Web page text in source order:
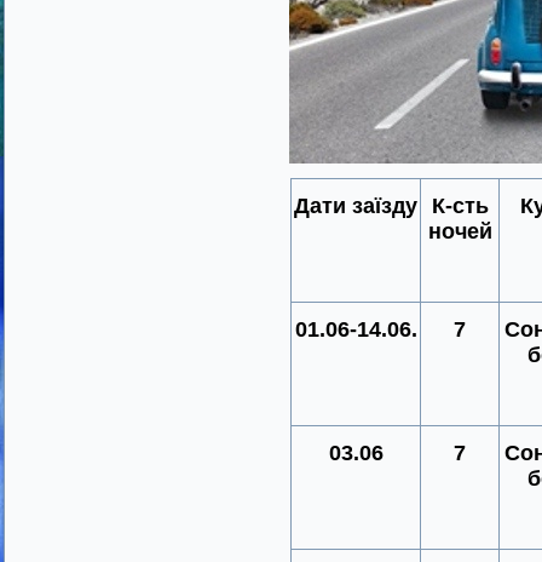
Дати заїзду
К-сть
ночей
01.06-14.06. 7
03.06 7